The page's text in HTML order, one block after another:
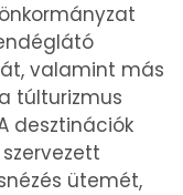
valamint más
túlturizmus
desztinációk
ütemét,